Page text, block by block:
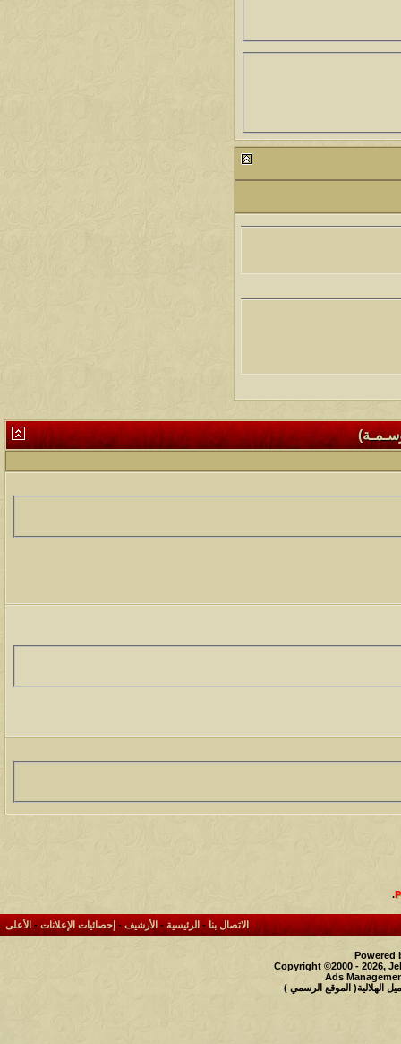
.
الاتصال بنا- الرئيسية- الأرشيف - إحصائيات الإعلانات- الأعلى
Powered
Copyright ©2000 - 2026,
Ads
الهلالية( الموقع الرسمي )